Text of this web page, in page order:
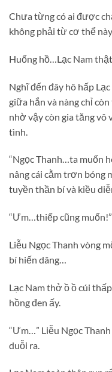
Chưa từng có ai được
không phải từ cơ thể
Huống hồ…Lạc Nam
Nghĩ đến đây hô hấp
giữa hắn và nàng chỉ
nhờ vậy còn gia tăng vô
tình.
“Ngọc Thanh…ta muốn
nâng cái cằm trơn bóng
tuyền thần bí và kiều
“Ưm…thiếp cũng muốn!”
Liễu Ngọc Thanh vòng
bí hiến dâng…
Lạc Nam thở ồ ồ cúi
hồng đen ấy.
“Ưm…” Liễu Ngọc
duỗi ra.